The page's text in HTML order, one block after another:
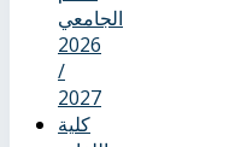
الجامعي
2026
/
2027
كلية